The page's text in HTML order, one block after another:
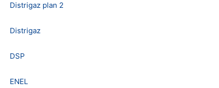
Distrigaz plan 2
Distrigaz
DSP
ENEL